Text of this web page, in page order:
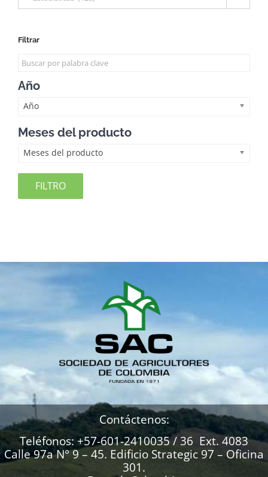
Filtrar
Año
Año
Meses del producto
Meses del producto
FILTRO
Contáctenos:
Teléfonos: +57-601-2410035 / 36 Ext. 4083
Calle 97a N° 9 – 45. Edificio Strategic 97 – Oficina
301.